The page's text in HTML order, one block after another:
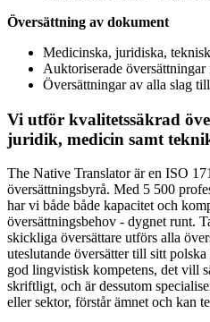
Översättning av dokument
Medicinska, juridiska,
Auktoriserade
Översättningar av alla slag
Vi utför kvalitetssäkrad
juridik, medicin samt
The Native Translator är en ISO
översättningsbyrå. Med 5 500
har vi både både kapacitet och
översättningsbehov - dygnet runt.
skickliga översättare utförs alla
uteslutande översätter till sitt
god lingvistisk kompetens, det vill
skriftligt, och är dessutom
eller sektor, förstår ämnet och kan